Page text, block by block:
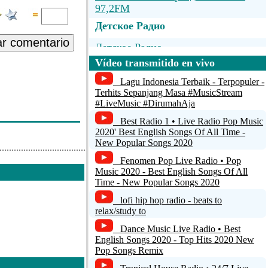
Менглет; Б.
В Русской
comentario
97,2FM
Детское Радио
Детское Радио
Старое Радио - Музыка
Старое Радио - Музыка
Старое Радио
Старое Радио
Vídeo transmitido en vivo
Lagu Indonesia Terbaik - Terpopuler -
Terhits Sepanjang Masa #MusicStream
#LiveMusic #DirumahAja
Best Radio 1 • Live Radio Pop Music
2020' Best English Songs Of All Time -
New Popular Songs 2020
Fenomen Pop Live Radio • Pop
Music 2020 - Best English Songs Of All
Time - New Popular Songs 2020
lofi hip hop radio - beats to
relax/study to
Dance Music Live Radio • Best
English Songs 2020 - Top Hits 2020 New
Pop Songs Remix